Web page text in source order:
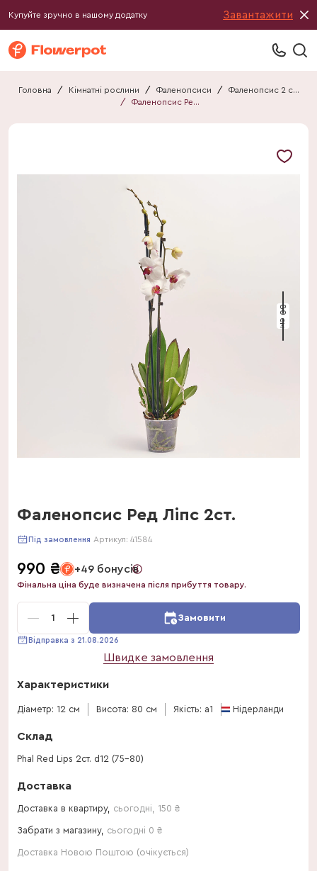
Купуйте зручно в нашому додатку Завантажити
Головна / Кімнатні рослини / Фаленопсиси /
Фаленопсис 2 стебла
/
Фаленопсис Ред Ліпс 2ст.
80 см
Фаленопсис Ред Ліпс 2ст.
Під замовлення Артикул: 41584
990 ₴ +49 бонусів
Фінальна ціна буде визначена після прибуття товару.
1 Замовити
Відправка з 21.08.2026
Швидке замовлення
Характеристики
Діаметр: 12 см Висота: 80 см Якість: a1 Нідерланди
Склад
Phal Red Lips 2ст. d12 (75-80)
Доставка
Доставка в квартиру, сьогодні 150 ₴
Забрати з магазину, сьогодні 0 ₴
Доставка Новою Поштою (очікується)